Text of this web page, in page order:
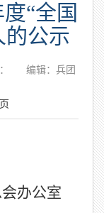
“全国
的公示
编辑：兵团
办公室